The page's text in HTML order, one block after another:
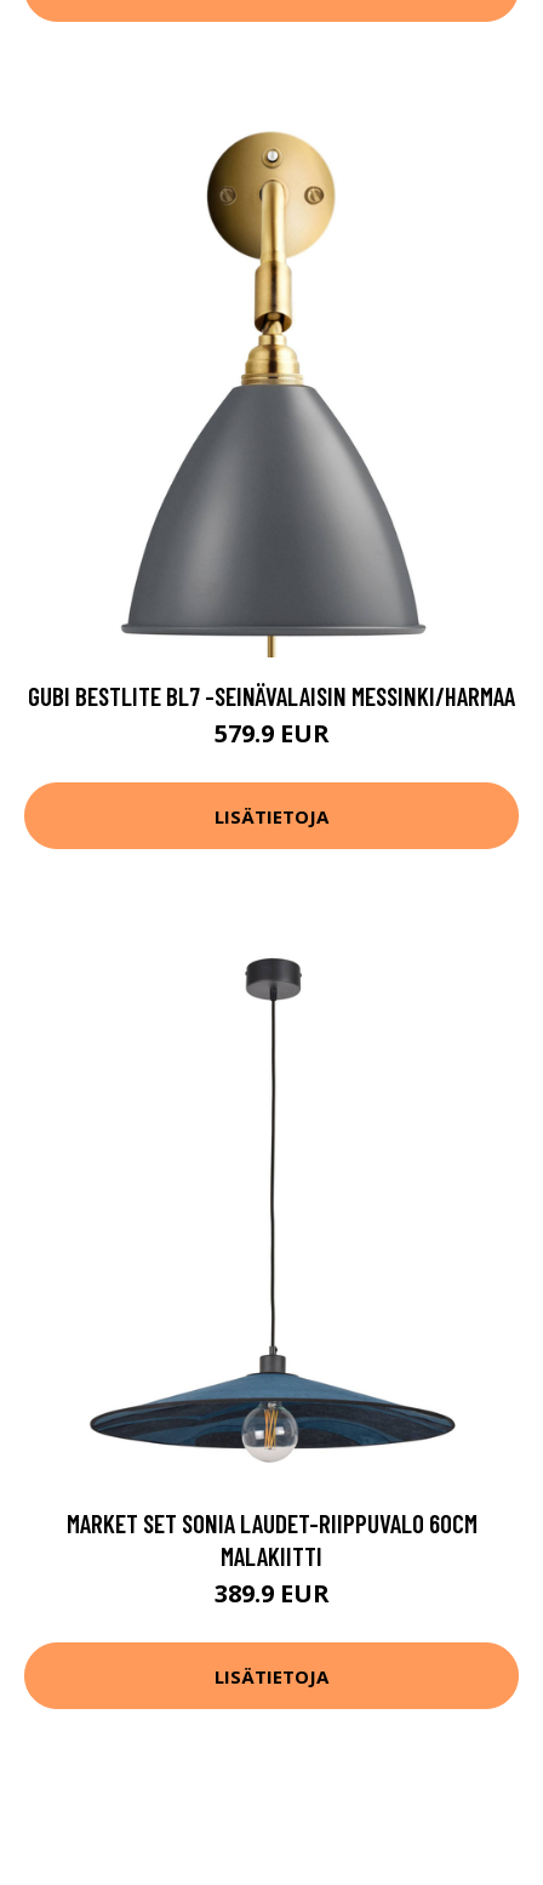
GUBI BESTLITE BL7 -SEINÄVALAISIN MESSINKI/HARMAA
579.9 EUR
LISÄTIETOJA
MARKET SET SONIA LAUDET-RIIPPUVALO 60CM
MALAKIITTI
389.9 EUR
LISÄTIETOJA